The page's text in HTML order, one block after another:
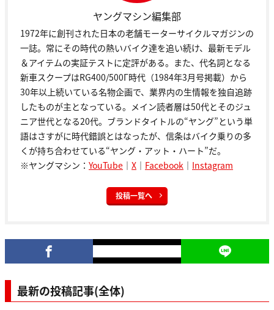
ヤングマシン編集部
1972年に創刊された日本の老舗モーターサイクルマガジンの
一誌。常にその時代の熱いバイク達を追い続け、最新モデル
＆アイテムの実証テストに定評がある。また、代名詞となる
新車スクープはRG400/500Γ時代（1984年3月号掲載）から
30年以上続いている名物企画で、業界内の生情報を独自追跡
したものが主となっている。メイン読者層は50代とそのジュ
ニア世代となる20代。ブランドタイトルの“ヤング”という単
語はさすがに時代錯誤とはなったが、信条はバイク乗りの多
くが持ち合わせている“ヤング・アット・ハート”だ。
※ヤングマシン： YouTube ｜ X ｜ Facebook ｜ Instagram
投稿一覧へ
最新の投稿記事(全体)